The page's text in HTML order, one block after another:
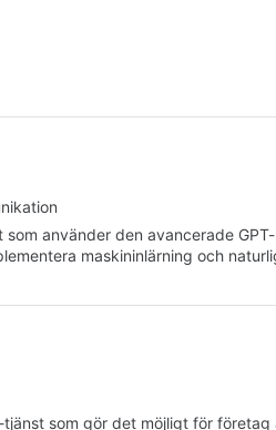
som använder den avancerade
maskininlärning och
tjänst som gör det möjligt för